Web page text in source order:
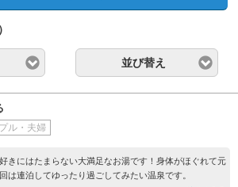
並び替え
ル・夫婦
きにはたまらない大満足なお湯です！身体がほぐれて元
は連泊してゆったり過ごしてみたい温泉です。